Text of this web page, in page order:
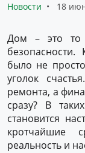
Новости 18
Дом – это то
было не
уголок
ремонта, а
сразу? В
становится
кротчайшие
реальность и